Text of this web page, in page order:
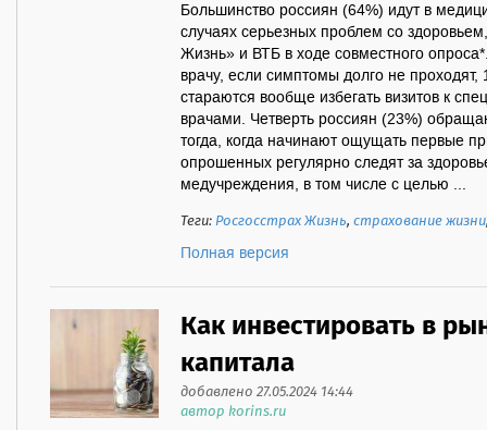
Большинство россиян (64%) идут в
случаях серьезных проблем со
Жизнь» и ВТБ в ходе совместного
врачу, если симптомы долго не
стараются вообще избегать визитов к
врачами. Четверть россиян (23%)
тогда, когда начинают ощущать первые
опрошенных регулярно следят за
медучреждения, в том числе с целью ...
Теги:Росгосстрах Жизнь,страхование жизни
Полная версия
Как инвестировать в
капитала
добавлено 27.05.2024 14:44
автор korins.ru